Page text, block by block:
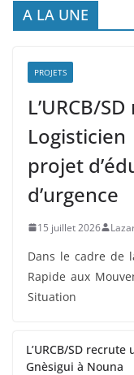
A LA UNE
PROJETS
L’URCB/
Logisticien
projet
d’urgence
15 juillet 2026
Dans le cadre de
Rapide aux
Situation
L’URCB/SD
Gnèsigui à Nouna